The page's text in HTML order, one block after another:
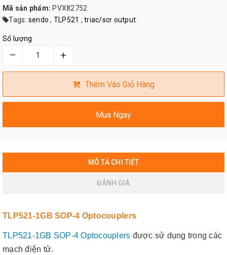
Mã sản phẩm: PVX82752
Tags: sendo , TLP521 , triac/scr output
Số lượng
– +
Thêm Vào Giỏ Hàng
Mua Ngay
MÔ TẢ CHI TIẾT
ĐÁNH GIÁ
TLP521-1GB SOP-4 Optocouplers
TLP521-1GB SOP-4 Optocouplers được sử dụng trong các
mạch điện tử.